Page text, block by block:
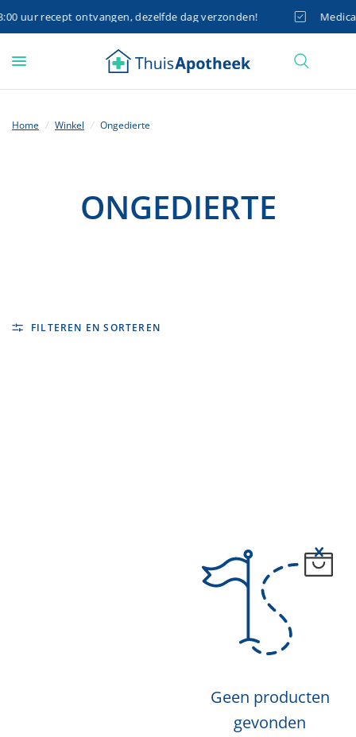
uur recept ontvangen, dezelfde dag verzonden!
Home / Winkel / Ongedierte
ONGEDIERTE
FILTEREN EN SORTEREN
Geen producten
gevonden